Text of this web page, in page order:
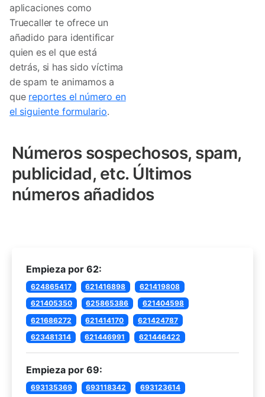
aplicaciones como
Truecaller te ofrece un
añadido para identificar
quien es el que está
detrás, si has sido víctima
de spam te animamos a
que reportes el número en
el siguiente formulario.
Números sospechosos, spam,
publicidad, etc. Últimos
números añadidos
Empieza por 62:
624865417 621416898
621419808
621405350
625865386
621404598
621686272
621414170
621424787
623481314
621446991 621446422
Empieza por 69:
693135369 693118342
693123614